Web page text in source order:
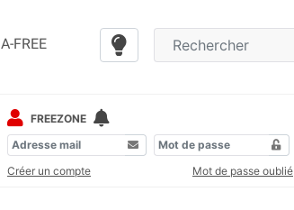
FREE
FREEZONE
Créer un compte
Mot de passe oublié